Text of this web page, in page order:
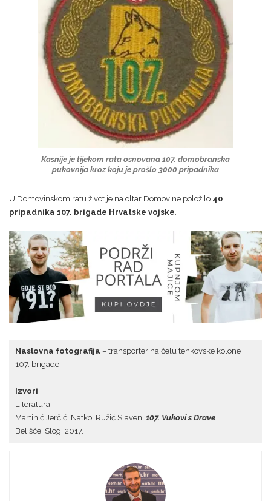
Kasnije je tijekom rata osnovana 107. domobranska
pukovnija kroz koju je prošlo 3000 pripadnika
U Domovinskom ratu život je na oltar Domovine položilo 40
pripadnika 107. brigade Hrvatske vojske.
Naslovna fotografija – transporter na čelu tenkovske kolone
107. brigade
Izvori
Literatura
Martinić Jerčić, Natko; Ružić Slaven. 107. Vukovi s Drave
Belišće: Slog, 2017.